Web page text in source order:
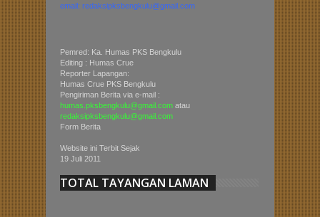
email: redaksipksbengkulu@gmail.com
Pemred: Ka. Humas PKS Bengkulu
Editing : Humas Crue
Reporter Lapangan:
Humas Crue PKS Bengkulu
Pengiriman Berita via e-mail :
humas.pksbengkulu@gmail.com atau
redaksipksbengkulu@gmail.com
Form Berita
Website ini Terbit Sejak
19 Juli 2011
TOTAL TAYANGAN LAMAN